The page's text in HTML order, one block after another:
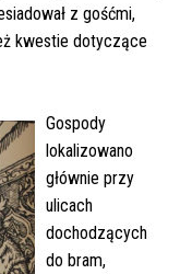
z gośćmi,
kwestie dotyczące
Gospody
lokalizowano
głównie przy
ulicach
dochodzących
do bram,